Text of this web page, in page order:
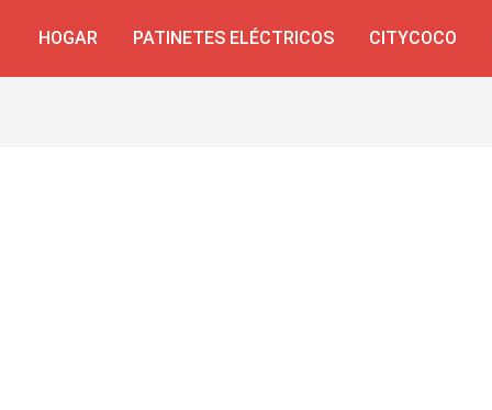
HOGAR PATINETES ELÉCTRICOS CITYCOCO